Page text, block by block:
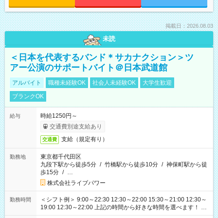
掲載日：2026.08.03
未読
＜日本を代表するバンド＊サカナクション＞ツ
アー公演のサポートバイト＠日本武道館
アルバイト 職種未経験OK 社会人未経験OK
大学生歓迎
ブランクOK
給与
時給1250円～
交通費別途支給あり
交通費 支給（規定有り）
勤務地
東京都千代田区
九段下駅から徒歩5分 / 竹橋駅から徒歩10分 / 神保町駅から徒
歩15分 / …
株式会社ライブパワー
勤務時間
＜シフト例＞ 9:00～22:30 12:30～22:00 15:30～21:00 12:30～
19:00 12:30～22:00 上記の時間から好きな時間を選べます！ ※
時間は変更となる可能性があります